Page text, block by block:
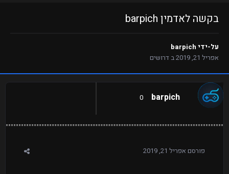
בקשה לאדמין barpich
על-ידי barpich
אפריל 21, 2019
בדרושים
barpich
0
פורסם אפריל 21, 2019